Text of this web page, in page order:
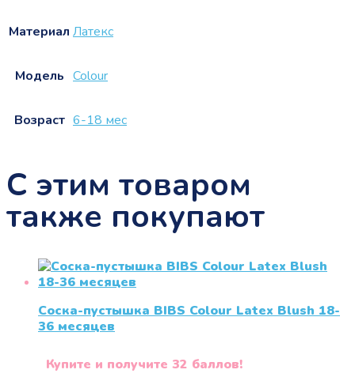
Материал Латекс
Модель Colour
Возраст 6-18 мес
С этим товаром
также покупают
Соска-пустышка BIBS Colour Latex Blush 18-
36 меcяцев
Купите и получите 32 баллов!